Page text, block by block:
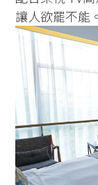
讓人欲罷不能。